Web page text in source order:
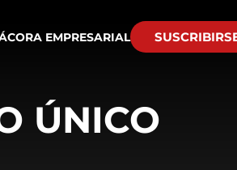
EMPRESARIAL
ÚNICO